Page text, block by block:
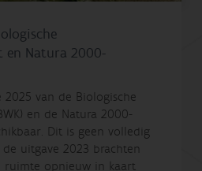
en Natura 2000-
2025 van de Biologische
en de Natura 2000-
Dit is geen volledig
uitgave 2023 brachten
ruimte opnieuw in kaart